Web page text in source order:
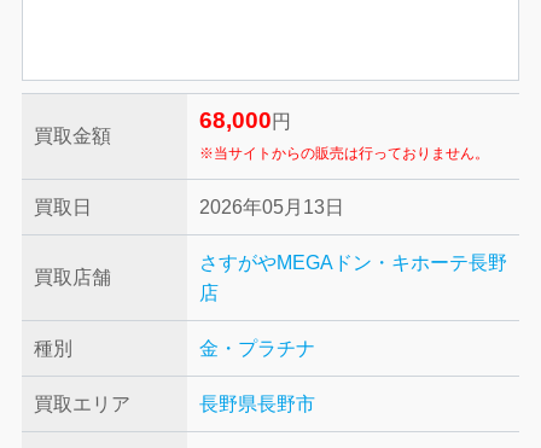
買取金額
68,000 円
※当サイトからの販売は行っておりません。
買取日 2026年05月13日
買取店舗
さすがやMEGAドン・キホーテ長野
店
種別 金・プラチナ
買取エリア 長野県長野市